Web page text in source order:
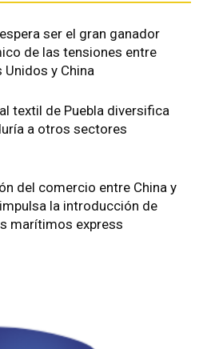
ser el gran ganador
de las tensiones entre
Unidos y China
textil de Puebla diversifica
a otros sectores
del comercio entre China y
la introducción de
marítimos express